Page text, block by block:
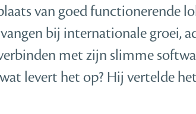
van goed functionerende
bij internationale groei,
met zijn slimme
levert het op? Hij vertelde